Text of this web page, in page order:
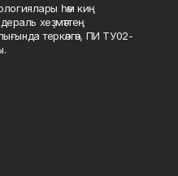
һәм киң
хеҙмәттең
теркәлгән, ПИ ТУ02-